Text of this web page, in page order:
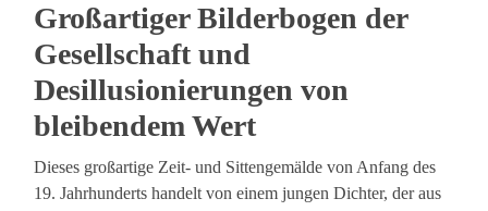
Großartiger Bilderbogen der
Gesellschaft und
Desillusionierungen von
bleibendem Wert
Dieses großartige Zeit- und Sittengemälde von Anfang des
19. Jahrhunderts handelt von einem jungen Dichter, der aus